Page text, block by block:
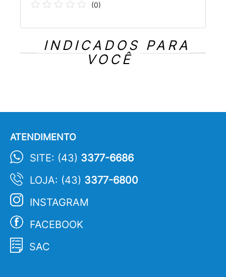
(0)
INDICADOS PARA
VOCÊ
ATENDIMENTO
SITE: (43) 3377-6686
LOJA: (43) 3377-6800
INSTAGRAM
FACEBOOK
SAC